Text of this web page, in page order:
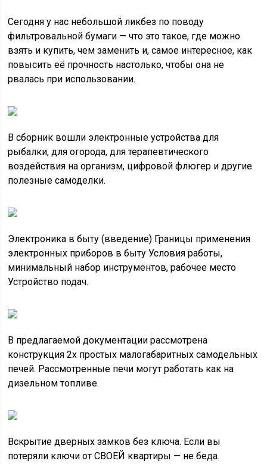
Сегодня у нас небольшой ликбез по поводу
фильтровальной бумаги — что это такое, где можно
взять и купить, чем заменить и, самое интересное, как
повысить её прочность настолько, чтобы она не
рвалась при использовании.
В сборник вошли электронные устройства для
рыбалки, для огорода, для терапевтического
воздействия на организм, цифровой флюгер и другие
полезные самоделки.
Электроника в быту (введение) Границы применения
электронных приборов в быту Условия работы,
минимальный набор инструментов, рабочее место
Устройство подач.
В предлагаемой документации рассмотрена
конструкция 2х простых малогабаритных самодельных
печей. Рассмотренные печи могут работать как на
дизельном топливе.
Вскрытие дверных замков без ключа. Если вы
потеряли ключи от СВОЕЙ квартиры — не беда.